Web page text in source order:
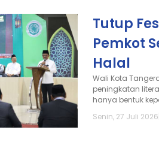
Tutup
Pemkot
Halal
Wali Kota
peningkatan
hanya bentuk
Senin, 27 Juli 2026